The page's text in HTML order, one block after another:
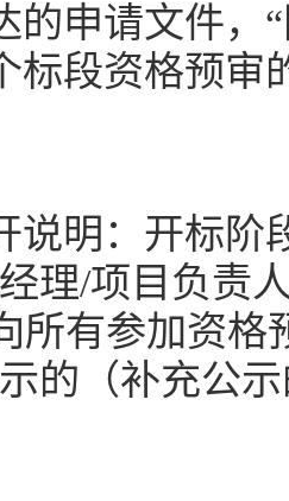
的申请文件，
标段资格预
说明：开标阶
理/项目负责
所有参加资
的（补充公